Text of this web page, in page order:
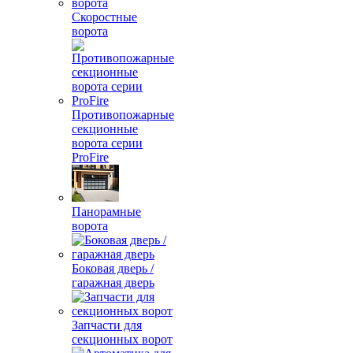
Скоростные
ворота
Противопожарные
секционные
ворота серии
ProFire
Панорамные
ворота
Боковая дверь /
гаражная дверь
Запчасти для
секционных ворот